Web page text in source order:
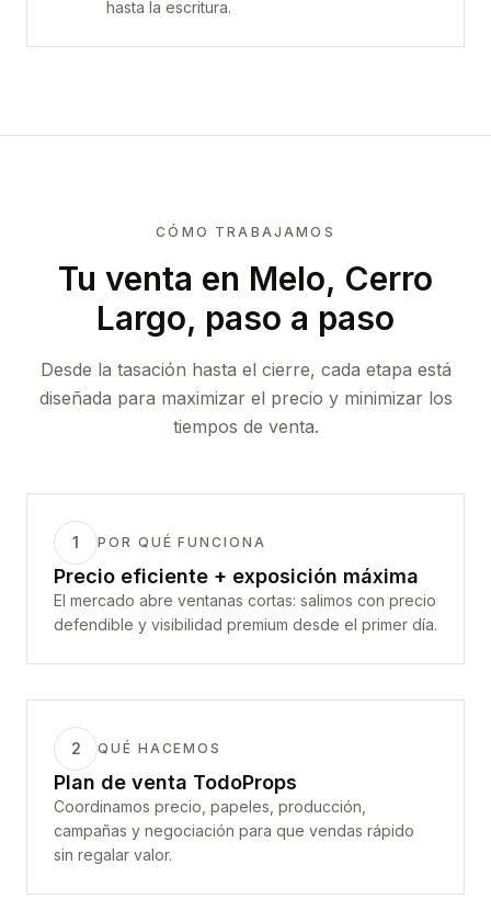
hasta la escritura.
CÓMO TRABAJAMOS
Tu venta en Melo, Cerro
Largo, paso a paso
Desde la tasación hasta el cierre, cada etapa está
diseñada para maximizar el precio y minimizar los
tiempos de venta.
1 POR QUÉ FUNCIONA
Precio eficiente + exposición máxima
El mercado abre ventanas cortas: salimos con precio
defendible y visibilidad premium desde el primer día.
2 QUÉ HACEMOS
Plan de venta TodoProps
Coordinamos precio, papeles, producción,
campañas y negociación para que vendas rápido
sin regalar valor.